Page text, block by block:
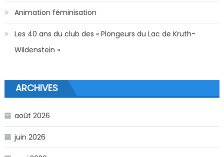
Animation féminisation
Les 40 ans du club des « Plongeurs du Lac de Kruth-
Wildenstein »
ARCHIVES
août 2026
juin 2026